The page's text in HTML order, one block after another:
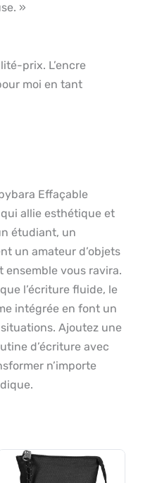
»
prix. L’encre
moi en tant
Effaçable
allie esthétique et
étudiant, un
un amateur d’objets
ensemble vous ravira.
l’écriture fluide, le
intégrée en font un
Ajoutez une
d’écriture avec
n’importe